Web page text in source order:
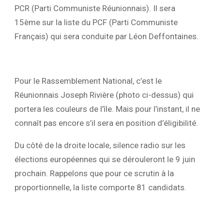
PCR (Parti Communiste Réunionnais). Il sera
15ème sur la liste du PCF (Parti Communiste
Français) qui sera conduite par Léon Deffontaines.
Pour le Rassemblement National, c’est le
Réunionnais Joseph Rivière (photo ci-dessus) qui
portera les couleurs de l’île. Mais pour l’instant, il ne
connaît pas encore s’il sera en position d’éligibilité.
Du côté de la droite locale, silence radio sur les
élections européennes qui se dérouleront le 9 juin
prochain. Rappelons que pour ce scrutin à la
proportionnelle, la liste comporte 81 candidats.